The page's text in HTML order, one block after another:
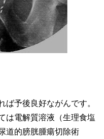
予後良好ながんです。
は電解質溶液（生理食塩
道的膀胱腫瘍切除術